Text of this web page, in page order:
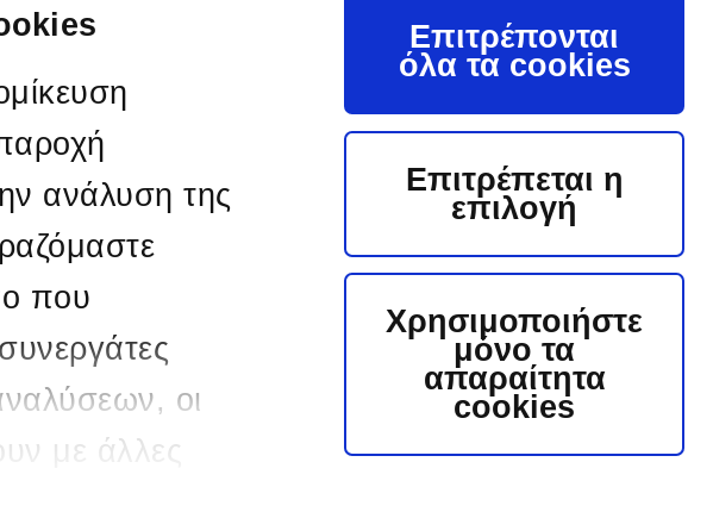
ανάλυση της
που
οι
με άλλες
Επιτρέπονται
όλα τα cookies
Επιτρέπεται η
επιλογή
Χρησιμοποιήστε
μόνο τα
απαραίτητα
cookies
Ταχυδρομείο στη διεύθυνση
θέματα πληροφορίες παρέχονται από τον κ.
Μ. Παναγιωτά (6970-005058) με Ηλεκτρονικό
M.Panagiotas@ppcgroup.com ενώ χορήγηση
Βεβαίωσης Επίσκεψης θα δοθεί από τον κ.
k.fergadis@ppcgroup.com (6944-933458). " "Ο
συνολικός Προϋπολογισμός, κατά την
εκτίμηση της Εταιρείας ανέρχεται σε
€206.000,00 (συμπεριλαμβανομένων των
απροβλέπτων που ανέρχονται σε €10.584,00).
Ο Προϋπολογισμός αυτός δεν αποτελεί το
ανώτατο όριο προσφοράς."